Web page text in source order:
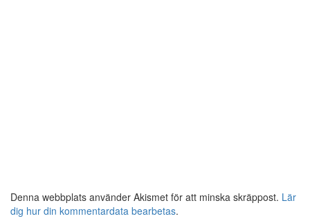
Denna webbplats använder Akismet för att minska skräppost. Lär
dig hur din kommentardata bearbetas.